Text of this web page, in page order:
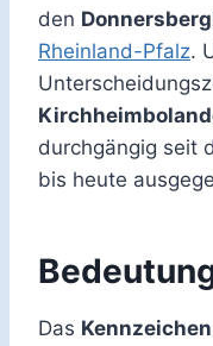
den
Rheinland-Pfalz.
durchgängig seit
bis heute
Das